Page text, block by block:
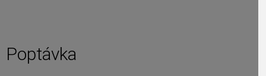
Poptávka